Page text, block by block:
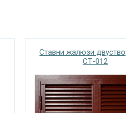
Ставни жалюзи
СТ-012